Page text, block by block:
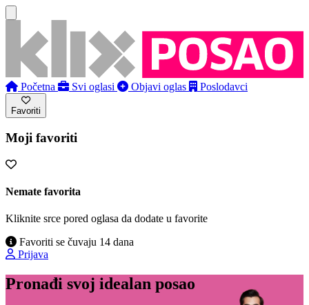
Početna Svi oglasi Objavi oglas Poslodavci
Favoriti
Moji favoriti
Nemate favorita
Kliknite srce pored oglasa da dodate u favorite
Favoriti se čuvaju 14 dana
Prijava
Pronađi svoj idealan posao